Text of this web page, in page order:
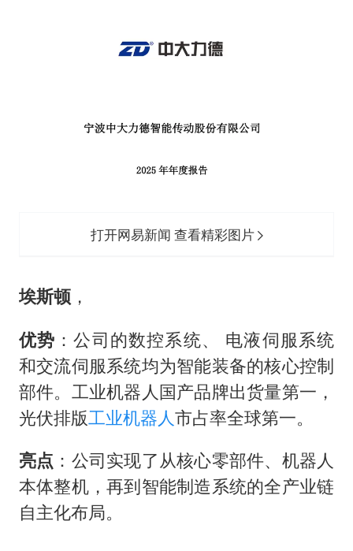
打开网易新闻 查看精彩图片
埃斯顿，
优势 ：公司的数控系统、 电液伺服系统
和交流伺服系统均为智能装备的核心控制
部件。工业机器人国产品牌出货量第一，
光伏排版工业机器人市占率全球第一。
亮点 ：公司实现了从核心零部件、机器人
本体整机，再到智能制造系统的全产业链
自主化布局。